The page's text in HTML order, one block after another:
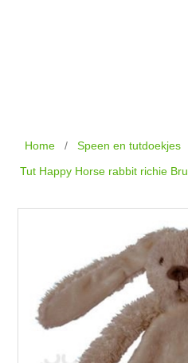
Home / Speen en tutdoekjes
Tut Happy Horse rabbit richie